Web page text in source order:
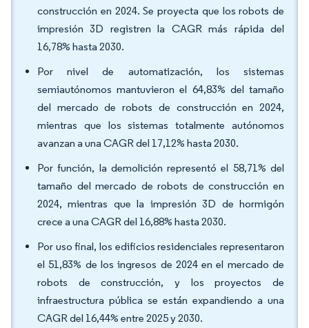
construcción en 2024. Se proyecta que los robots de
impresión 3D registren la CAGR más rápida del
16,78% hasta 2030.
Por nivel de automatización, los sistemas
semiautónomos mantuvieron el 64,83% del tamaño
del mercado de robots de construcción en 2024,
mientras que los sistemas totalmente autónomos
avanzan a una CAGR del 17,12% hasta 2030.
Por función, la demolición representó el 58,71% del
tamaño del mercado de robots de construcción en
2024, mientras que la impresión 3D de hormigón
crece a una CAGR del 16,88% hasta 2030.
Por uso final, los edificios residenciales representaron
el 51,83% de los ingresos de 2024 en el mercado de
robots de construcción, y los proyectos de
infraestructura pública se están expandiendo a una
CAGR del 16,44% entre 2025 y 2030.